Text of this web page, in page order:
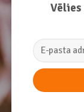
Vēlies